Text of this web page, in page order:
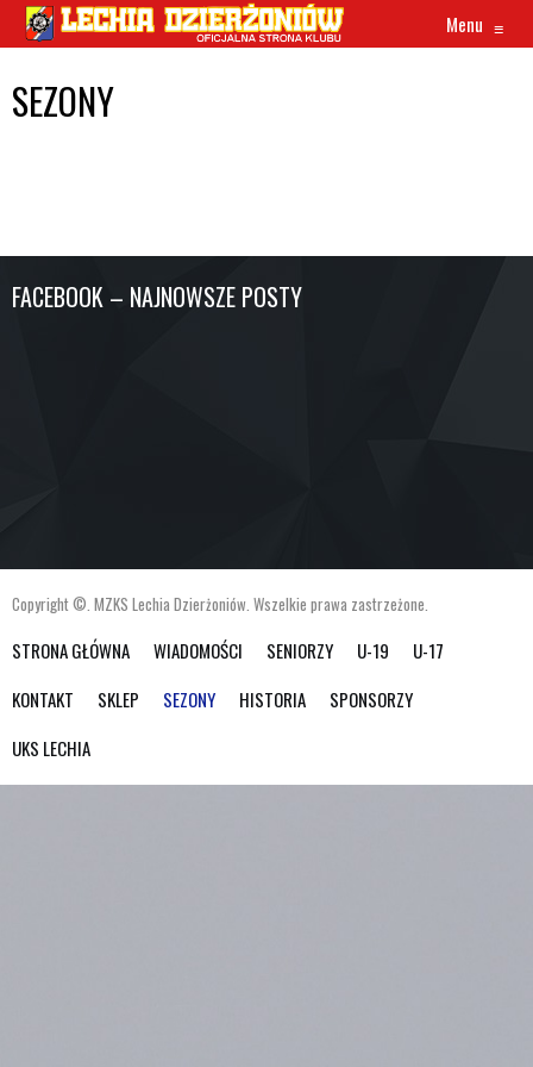
Menu ≡
SEZONY
FACEBOOK – NAJNOWSZE POSTY
Copyright ©. MZKS Lechia Dzierżoniów. Wszelkie prawa zastrzeżone.
STRONA GŁÓWNA WIADOMOŚCI SENIORZY U-19
U-17
KONTAKT
SKLEP SEZONY HISTORIA
SPONSORZY
UKS LECHIA